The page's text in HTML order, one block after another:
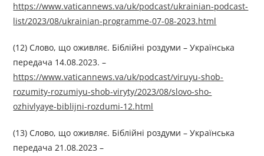
https://www.vaticannews.va/uk/podcast/ukrainian-podcast-
list/2023/08/ukrainian-programme-07-08-2023.html
(12) Слово, що оживляє. Біблійні роздуми – Українська
передача 14.08.2023. –
https://www.vaticannews.va/uk/podcast/viruyu-shob-
rozumity-rozumiyu-shob-viryty/2023/08/slovo-sho-
ozhivlyaye-biblijni-rozdumi-12.html
(13) Слово, що оживляє. Біблійні роздуми – Українська
передача 21.08.2023 –